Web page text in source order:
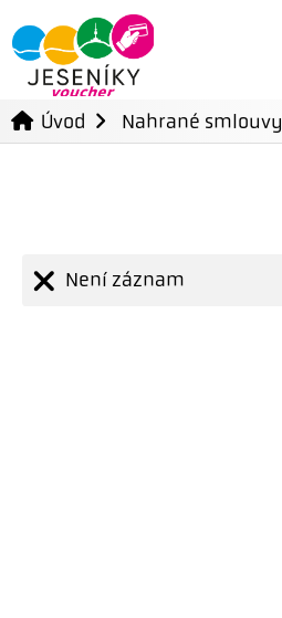
Úvod Nahrané smlouvy
Není záznam